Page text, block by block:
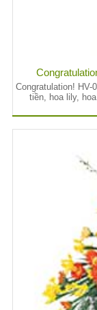
Congratulation! HV-
tiền, hoa lily,